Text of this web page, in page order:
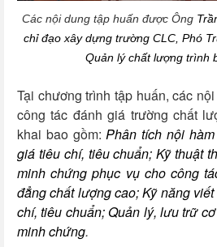
Các nội dung tập huấn được Ông
chỉ đạo xây dựng trường CLC, Phó
Quản lý chất lượng trình
Tại chương trình tập huấn, các
công tác đánh giá trường chất
khai bao gồm:Phân tích nội
giá tiêu chí, tiêu chuẩn; Kỹ thuật
minh chứng phục vụ cho công
đẳng chất lượng cao; Kỹ năng
chí, tiêu chuẩn; Quản lý, lưu trữ
minh chứng.